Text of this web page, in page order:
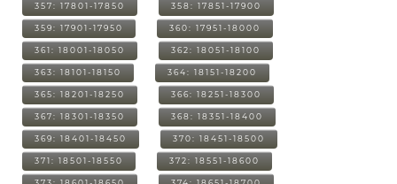
357: 17801-17850 358: 17851-17900
359: 17901-17950 360: 17951-18000
361: 18001-18050 362: 18051-18100
363: 18101-18150 364: 18151-18200
365: 18201-18250 366: 18251-18300
367: 18301-18350 368: 18351-18400
369: 18401-18450 370: 18451-18500
371: 18501-18550 372: 18551-18600